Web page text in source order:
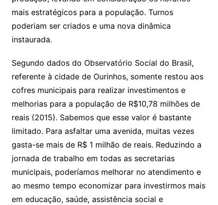
mais estratégicos para a população. Turnos
poderiam ser criados e uma nova dinâmica
instaurada.
Segundo dados do Observatório Social do Brasil,
referente à cidade de Ourinhos, somente restou aos
cofres municipais para realizar investimentos e
melhorias para a população de R$10,78 milhões de
reais (2015). Sabemos que esse valor é bastante
limitado. Para asfaltar uma avenida, muitas vezes
gasta-se mais de R$ 1 milhão de reais. Reduzindo a
jornada de trabalho em todas as secretarias
municipais, poderíamos melhorar no atendimento e
ao mesmo tempo economizar para investirmos mais
em educação, saúde, assistência social e